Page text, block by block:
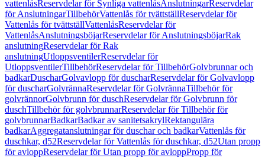
vattenlåsReservdelar för Synliga vattenlåsAnslutningarReservdelar
för AnslutningarTillbehörVattenlås för tvättställReservdelar för
Vattenlås för tvättställVattenlåsReservdelar för
VattenlåsAnslutningsböjarReservdelar för AnslutningsböjarRak
anslutningReservdelar för Rak
anslutningUtloppsventilerReservdelar för
UtloppsventilerTillbehörReservdelar för TillbehörGolvbrunnar och
badkarDuscharGolvavlopp för duscharReservdelar för Golvavlopp
för duscharGolvrännaReservdelar för GolvrännaTillbehör för
golvrännorGolvbrunn för duschReservdelar för Golvbrunn för
duschTillbehör för golvbrunnarReservdelar för Tillbehör för
golvbrunnarBadkarBadkar av sanitetsakrylRektangulära
badkarAggregatanslutningar för duschar och badkarVattenlås för
duschkar, d52Reservdelar för Vattenlås för duschkar, d52Utan propp
för avloppReservdelar för Utan propp för avloppPropp för